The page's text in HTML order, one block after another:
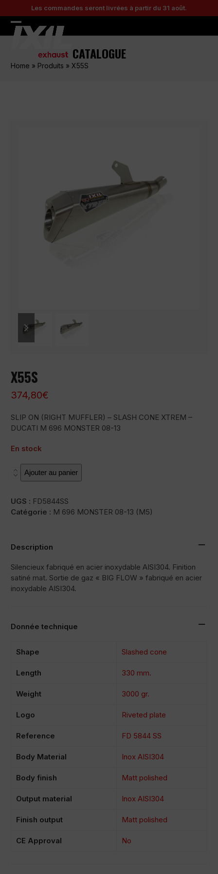
to
content
Les commandes seront livrées à partir du 31 août.
Open
menu
Close
menu
CATALOGUE
Home » Produits »X55S
previous
slide
next
slide
X55S
374,80€
SLIP ON (RIGHT MUFFLER) – SLASH CONE XTREM –
DUCATI M 696 MONSTER 08-13
En stock
quantitéAjouter au panier
UGS : FD5844SS
Catégorie : M 696 MONSTER 08-13 (M5)
Description
Silencieux fabriqué en acier inoxydable AISI304. Finition
satiné mat. Sortie de gaz « BIG FLOW » fabriqué en acier
inoxydable AISI304.
Donnée technique
Shape Slashed cone
Length 330 mm.
Weight 3000 gr.
Logo Riveted plate
Reference FD 5844 SS
Body Material Inox AISI304
Body finish Matt polished
Output material Inox AISI304
Finish output Matt polished
CE Approval No